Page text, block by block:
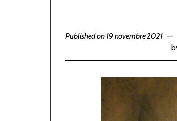
Published on 19 novembre 2021